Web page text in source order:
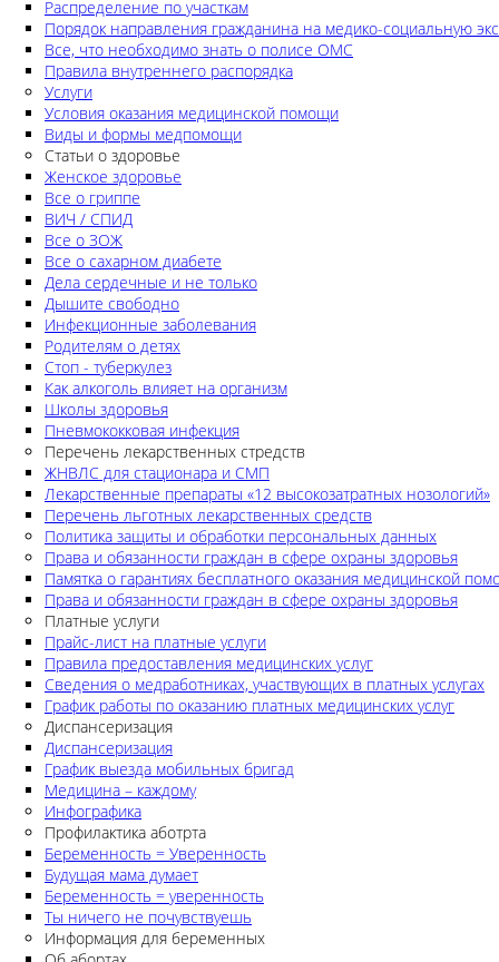
Распределение по участкам
Порядок направления гражданина на медико-социальную
Все, что необходимо знать о полисе ОМС
Правила внутреннего распорядка
Услуги
Условия оказания медицинской помощи
Виды и формы медпомощи
Статьи о здоровье
Женское здоровье
Все о гриппе
ВИЧ / СПИД
Все о ЗОЖ
Все о сахарном диабете
Дела сердечные и не только
Дышите свободно
Инфекционные заболевания
Родителям о детях
Стоп - туберкулез
Как алкоголь влияет на организм
Школы здоровья
Пневмококковая инфекция
Перечень лекарственных стредств
ЖНВЛС для стационара и СМП
Лекарственные препараты «12 высокозатратных нозологий»
Перечень льготных лекарственных средств
Политика защиты и обработки персональных данных
Права и обязанности граждан в сфере охраны здоровья
Памятка о гарантиях бесплатного оказания медицинской
Права и обязанности граждан в сфере охраны здоровья
Платные услуги
Прайс-лист на платные услуги
Правила предоставления медицинских услуг
Сведения о медработниках, участвующих в платных услугах
График работы по оказанию платных медицинских услуг
Диспансеризация
Диспансеризация
График выезда мобильных бригад
Медицина – каждому
Инфографика
Профилактика аботрта
Беременность = Уверенность
Будущая мама думает
Беременность = уверенность
Ты ничего не почувствуешь
Информация для беременных